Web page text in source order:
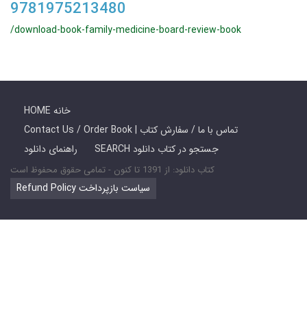
9781975213480
/download-book-family-medicine-board-review-book
HOME خانه
Contact Us / Order Book | تماس با ما / سفارش کتاب
راهنمای دانلود
SEARCH جستجو در کتاب دانلود
کتاب دانلود: از 1391 تا کنون - تمامی حقوق محفوظ است
Refund Policy سیاست بازپرداخت